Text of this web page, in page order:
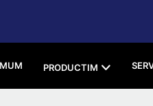
PRODUCTIM